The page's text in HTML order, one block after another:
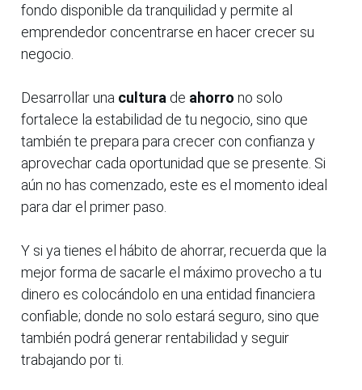
fondo disponible da tranquilidad y permite al
emprendedor concentrarse en hacer crecer su
negocio.
Desarrollar una cultura de ahorro no solo
fortalece la estabilidad de tu negocio, sino que
también te prepara para crecer con confianza y
aprovechar cada oportunidad que se presente. Si
aún no has comenzado, este es el momento ideal
para dar el primer paso.
Y si ya tienes el hábito de ahorrar, recuerda que la
mejor forma de sacarle el máximo provecho a tu
dinero es colocándolo en una entidad financiera
confiable; donde no solo estará seguro, sino que
también podrá generar rentabilidad y seguir
trabajando por ti.